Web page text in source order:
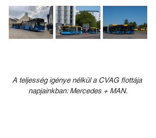
A teljesség igénye nélkül a CVAG flottája
napjainkban: Mercedes + MAN.